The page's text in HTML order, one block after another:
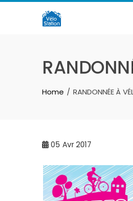
Skip
Home RANDONNÉE À
05 Avr 2017